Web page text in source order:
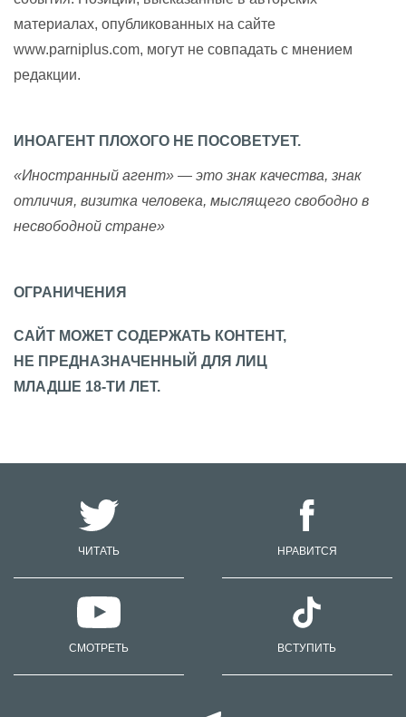
материалах, опубликованных на сайте
www.parniplus.com, могут не совпадать с мнением
редакции.
ИНОАГЕНТ ПЛОХОГО НЕ ПОСОВЕТУЕТ.
«Иностранный агент» — это знак качества, знак
отличия, визитка человека, мыслящего свободно в
несвободной стране»
ОГРАНИЧЕНИЯ
САЙТ МОЖЕТ СОДЕРЖАТЬ КОНТЕНТ,
НЕ ПРЕДНАЗНАЧЕННЫЙ ДЛЯ ЛИЦ
МЛАДШЕ 18-ТИ ЛЕТ.
ЧИТАТЬ НРАВИТСЯ
СМОТРЕТЬ ВСТУПИТЬ